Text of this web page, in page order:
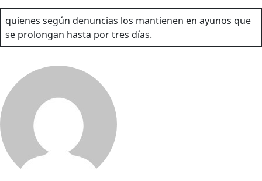
quienes según denuncias los mantienen en ayunos que
se prolongan hasta por tres días.